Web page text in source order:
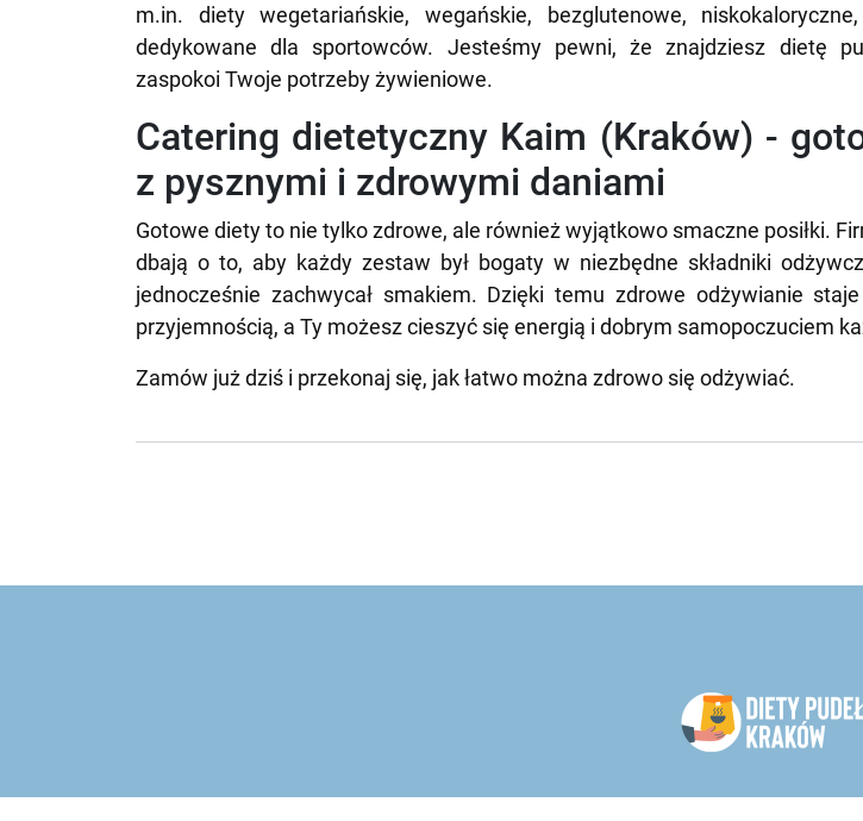
m.in. diety wegetariańskie, wegańskie, bezglutenowe,
dedykowane dla sportowców. Jesteśmy pewni, że znajdziesz dietę
zaspokoi Twoje potrzeby żywieniowe.
Catering dietetyczny Kaim (Kraków) -
z pysznymi i zdrowymi daniami
Gotowe diety to nie tylko zdrowe, ale również wyjątkowo smaczne posiłki.
dbają o to, aby każdy zestaw był bogaty w niezbędne składniki
jednocześnie zachwycał smakiem. Dzięki temu zdrowe odżywianie
przyjemnością, a Ty możesz cieszyć się energią i dobrym samopoczuciem
Zamów już dziś i przekonaj się, jak łatwo można zdrowo się odżywiać.